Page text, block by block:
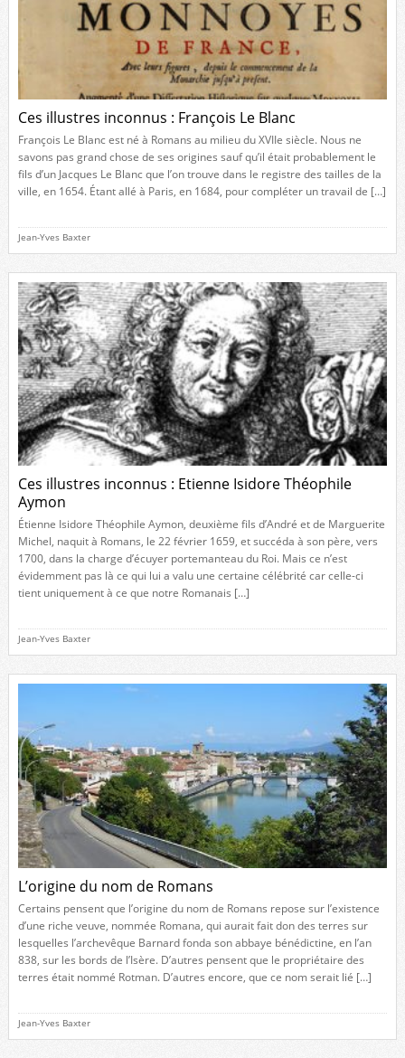
Ces illustres inconnus : François Le Blanc
François Le Blanc est né à Romans au milieu du XVIIe siècle. Nous ne
savons pas grand chose de ses origines sauf qu’il était probablement le
fils d’un Jacques Le Blanc que l’on trouve dans le registre des tailles de la
ville, en 1654. Étant allé à Paris, en 1684, pour compléter un travail de […]
Jean-Yves Baxter
Ces illustres inconnus : Etienne Isidore Théophile
Aymon
Étienne Isidore Théophile Aymon, deuxième fils d’André et de Marguerite
Michel, naquit à Romans, le 22 février 1659, et succéda à son père, vers
1700, dans la charge d’écuyer portemanteau du Roi. Mais ce n’est
évidemment pas là ce qui lui a valu une certaine célébrité car celle-ci
tient uniquement à ce que notre Romanais […]
Jean-Yves Baxter
L’origine du nom de Romans
Certains pensent que l’origine du nom de Romans repose sur l’existence
d’une riche veuve, nommée Romana, qui aurait fait don des terres sur
lesquelles l’archevêque Barnard fonda son abbaye bénédictine, en l’an
838, sur les bords de l’Isère. D’autres pensent que le propriétaire des
terres était nommé Rotman. D’autres encore, que ce nom serait lié […]
Jean-Yves Baxter